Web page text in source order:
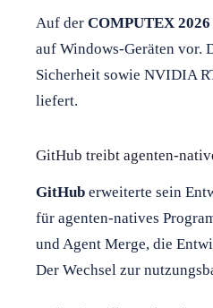
Auf der COMPUTEX 2026
auf Windows-Geräten vor.
Sicherheit sowie NVIDIA
liefert.
GitHub treibt agenten-
GitHub erweiterte sein
für agenten-natives
und Agent Merge, die
Der Wechsel zur